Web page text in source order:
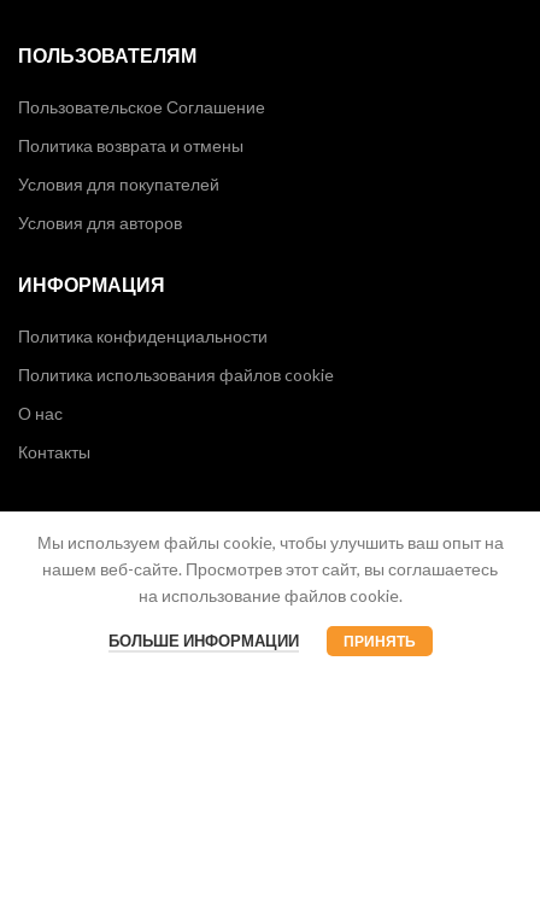
ПОЛЬЗОВАТЕЛЯМ
Пользовательское Соглашение
Политика возврата и отмены
Условия для покупателей
Условия для авторов
ИНФОРМАЦИЯ
Политика конфиденциальности
Политика использования файлов cookie
О нас
Контакты
Мы используем файлы cookie, чтобы улучшить ваш опыт на
нашем веб-сайте. Просмотрев этот сайт, вы соглашаетесь
на использование файлов cookie.
БОЛЬШЕ ИНФОРМАЦИИ ПРИНЯТЬ